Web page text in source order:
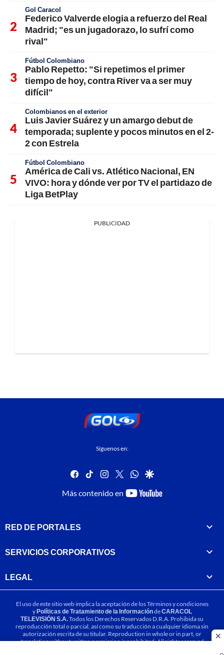
Gol Caracol
Federico Valverde elogia a refuerzo del Real
Madrid; "es un jugadorazo, lo sufrí como
rival"
Fútbol Colombiano
Pablo Repetto: "Si repetimos el primer
tiempo de hoy, contra River va a ser muy
difícil"
Colombianos en el exterior
Luis Javier Suárez y un amargo debut de
temporada; suplente y pocos minutos en el 2-
2 con Estrela
Fútbol Colombiano
América de Cali vs. Atlético Nacional, EN
VIVO: hora y dónde ver por TV el partidazo de
Liga BetPlay
PUBLICIDAD
Síguenos en:
facebook
tiktok instagram
twitterwhatsapp
google
Más contenido en
youtube-
RED DE PORTALES
SERVICIOS CORPORATIVOS
LEGAL
El uso de este sitio web implica la aceptación de losTérminos y condiciones
yPolíticas de Tratamiento de la InformacióndeCARACOL
TELEVISIÓN S.A.Todos los Derechos Reservados D.R.A. Prohibida su
reproducción total o parcial, así como su traducción a cualquier idioma sin
autorización escrita de su titular. Reproduction in whole or in part, or
translation without written permission is prohibited. All rights reserved